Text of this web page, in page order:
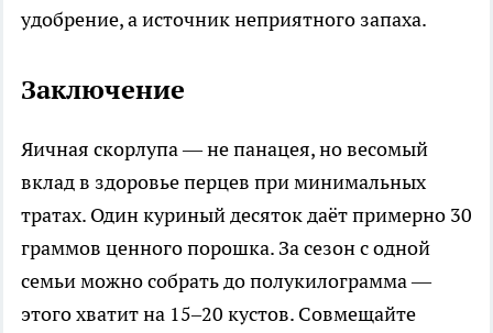
удобрение, а источник неприятного запаха.
Заключение
Яичная скорлупа — не панацея, но весомый
вклад в здоровье перцев при минимальных
тратах. Один куриный десяток даёт примерно 30
граммов ценного порошка. За сезон с одной
семьи можно собрать до полукилограмма —
этого хватит на 15–20 кустов. Совмещайте